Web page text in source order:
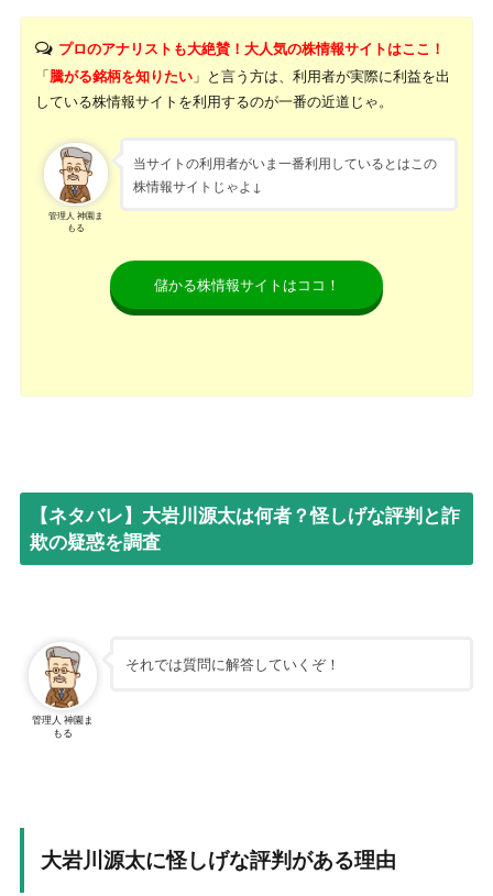
プロのアナリストも大絶賛！大人気の株情報サイトはここ！
「騰がる銘柄を知りたい 」と言う方は、利用者が実際に利益を出
している株情報サイトを利用するのが一番の近道じゃ。
管理人 神園ま
もる
当サイトの利用者がいま一番利用しているとはこの
株情報サイトじゃよ↓
儲かる株情報サイトはココ！
【ネタバレ】大岩川源太は何者？怪しげな評判と詐
欺の疑惑を調査
管理人 神園ま
もる
それでは質問に解答していくぞ！
大岩川源太に怪しげな評判がある理由